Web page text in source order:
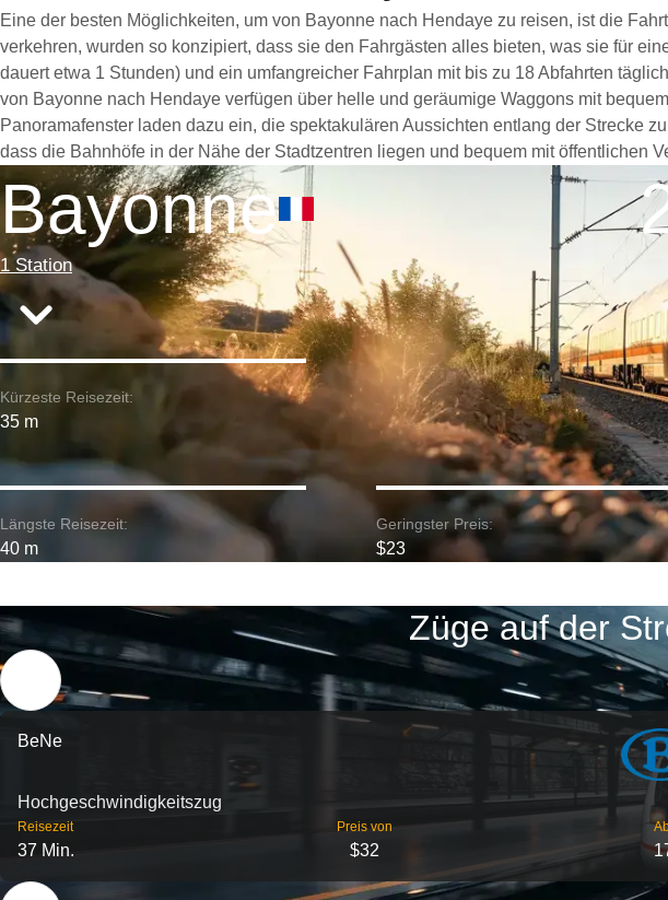
Eine der besten Möglichkeiten, um von Bayonne nach Hendaye zu reisen, ist die
verkehren, wurden so konzipiert, dass sie den Fahrgästen alles bieten, was sie für
dauert etwa 1 Stunden) und ein umfangreicher Fahrplan mit bis zu 18 Abfahrten
von Bayonne nach Hendaye verfügen über helle und geräumige Waggons mit
Panoramafenster laden dazu ein, die spektakulären Aussichten entlang der Strecke
dass die Bahnhöfe in der Nähe der Stadtzentren liegen und bequem mit öffentlichen
Bayonne
1 Station
Kürzeste Reisezeit:
35 m
Längste Reisezeit:
40 m
Geringster Preis:
$23
Züge auf der
BeNe
Hochgeschwindigkeitszug
Reisezeit
37 Min.
Preis von
$32